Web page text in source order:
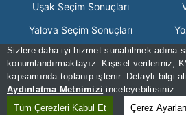
Sizlere daha iyi hizmet sunabilmek adına
konumlandırmaktayız. Kişisel verileriniz,
kapsamında toplanıp işlenir. Detaylı bilgi
Aydınlatma Metnimizi inceleyebilirsiniz.
Tüm Çerezleri Kabul Et
Çerez
Uşak Seçim Sonuçları
Yalova Seçim Sonuçları
Zonguldak Seçim Sonuçları
[Hata Bildir] -
[Kullanım